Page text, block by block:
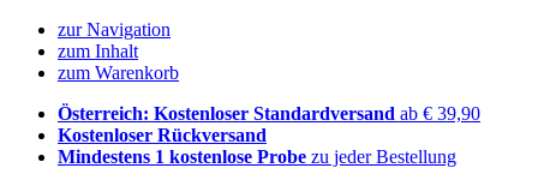
zur Navigation
zum Inhalt
zum Warenkorb
Österreich: Kostenloser Standardversand ab € 39,90
Kostenloser Rückversand
Mindestens 1 kostenlose Probe zu jeder Bestellung